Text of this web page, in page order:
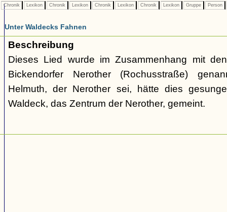
Chronik Lexikon Chronik Lexikon Chronik Lexikon Chronik Lexikon Gruppe Person
Unter Waldecks Fahnen
Beschreibung
Dieses Lied wurde im Zusammenhang mit
Bickendorfer Nerother (Rochusstraße)
Helmuth, der Nerother sei, hätte dies
Waldeck, das Zentrum der Nerother, gemeint.